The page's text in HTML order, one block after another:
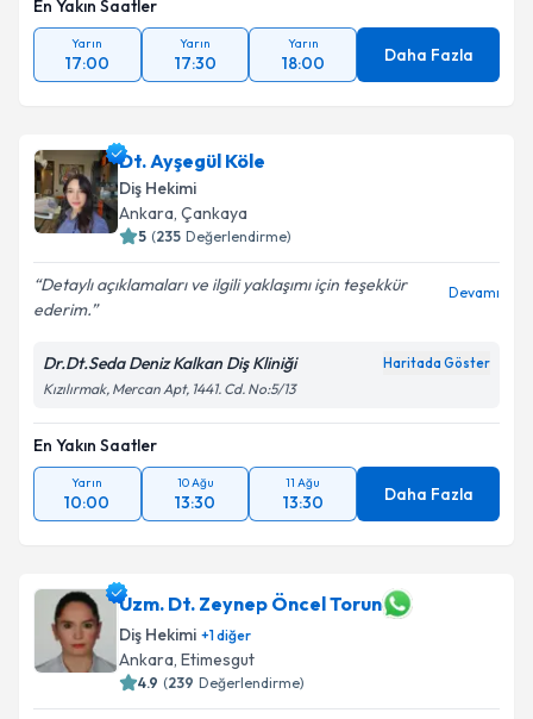
En Yakın Saatler
Yarın
17:00
Yarın
17:30
Yarın
18:00 Daha Fazla
Dt. Ayşegül Köle
Diş Hekimi
Ankara, Çankaya
5 (235 Değerlendirme)
Detaylı açıklamaları ve ilgili yaklaşımı için teşekkür
ederim.
Devamı
Dr.Dt.Seda Deniz Kalkan Diş Kliniği Haritada Göster
Kızılırmak, Mercan Apt, 1441. Cd. No:5/13
En Yakın Saatler
Yarın
10:00
10 Ağu
13:30
11 Ağu
13:30 Daha Fazla
Uzm. Dt. Zeynep Öncel Torun
Diş Hekimi +1diğer
Ankara, Etimesgut
4.9 (239 Değerlendirme)